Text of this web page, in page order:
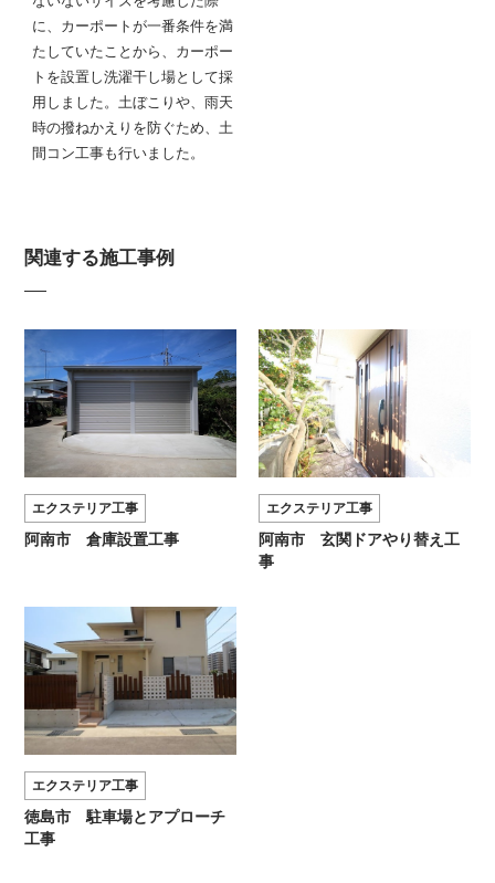
に、カーポートが一番条件を満
たしていたことから、カーポー
トを設置し洗濯干し場として採
用しました。土ぼこりや、雨天
時の撥ねかえりを防ぐため、土
間コン工事も行いました。
関連する施工事例
エクステリア工事
阿南市 倉庫設置工事
エクステリア工事
阿南市 玄関ドアやり替え工
事
エクステリア工事
徳島市 駐車場とアプローチ
工事